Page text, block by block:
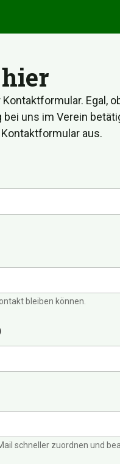
Egal,
uns im Verein
aus.
bleiben können.
schneller zuordnen und